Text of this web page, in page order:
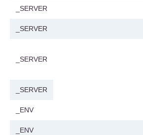
_SERVER
_SERVER
_SERVER
_SERVER
_ENV
_ENV